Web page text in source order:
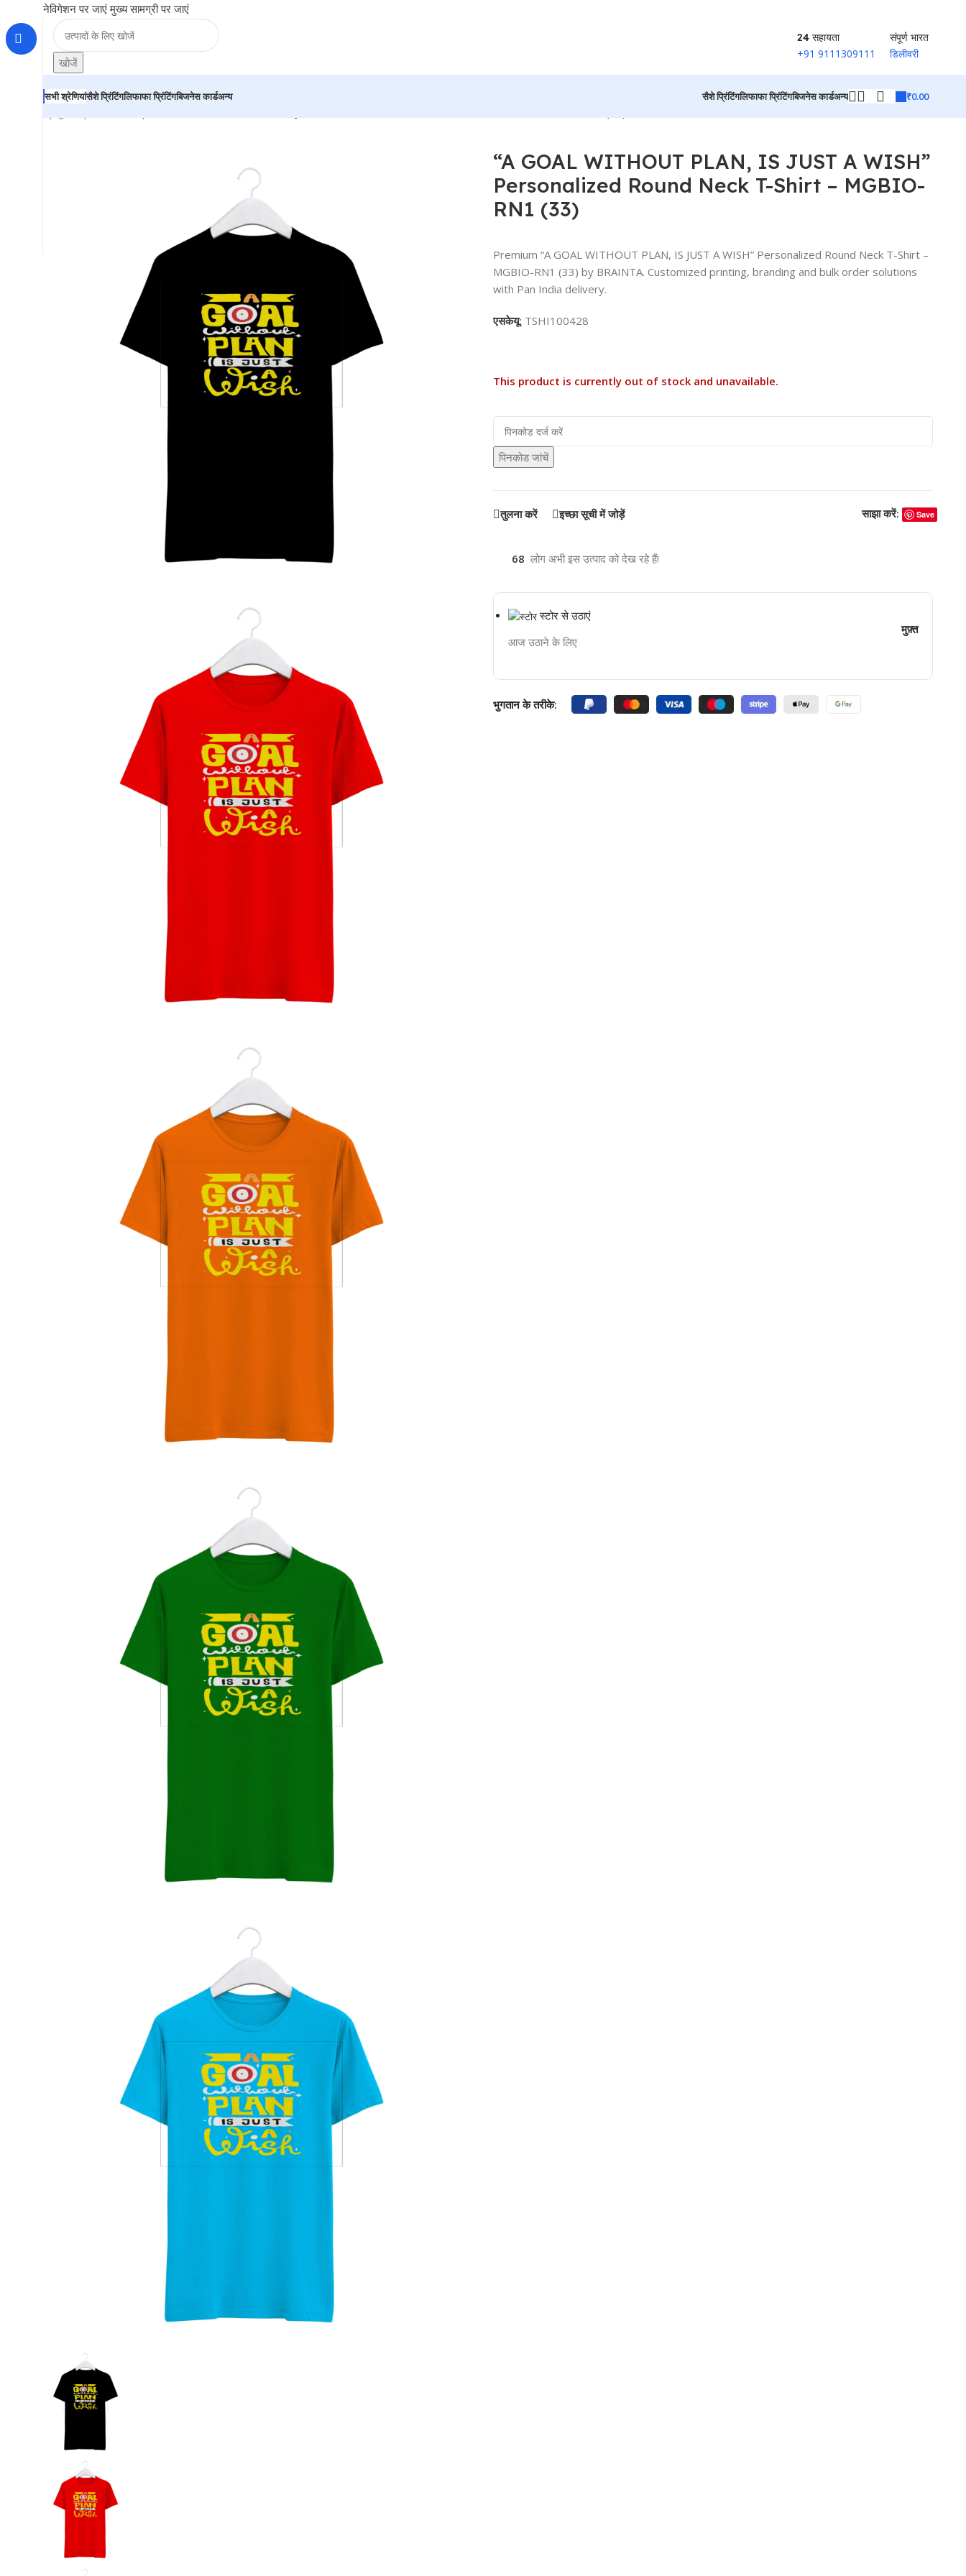
नेविगेशन पर जाएं मुख्य सामग्री पर जाएं
खोजें
24 सहायता
+91 9111309111
संपूर्ण भारत
डिलीवरी
सभी श्रेणियांसैशे प्रिंटिंगलिफाफा प्रिंटिंगबिजनेस कार्डअन्य सैशे प्रिंटिंगलिफाफा प्रिंटिंगबिजनेस कार्डअन्य ₹0.00
“A GOAL WITHOUT PLAN, IS JUST A WISH”
Personalized Round Neck T-Shirt – MGBIO-
RN1 (33)
Premium “A GOAL WITHOUT PLAN, IS JUST A WISH” Personalized Round Neck T-Shirt –
MGBIO-RN1 (33) by BRAINTA. Customized printing, branding and bulk order solutions
with Pan India delivery.
एसकेयू: TSHI100428
This product is currently out of stock and unavailable.
पिनकोड जांचें
तुलना करें इच्छा सूची में जोड़ें साझा करें: Save
68 लोग अभी इस उत्पाद को देख रहे हैं!
स्टोर से उठाएं
आज उठाने के लिए
मुफ़्त
भुगतान के तरीके: